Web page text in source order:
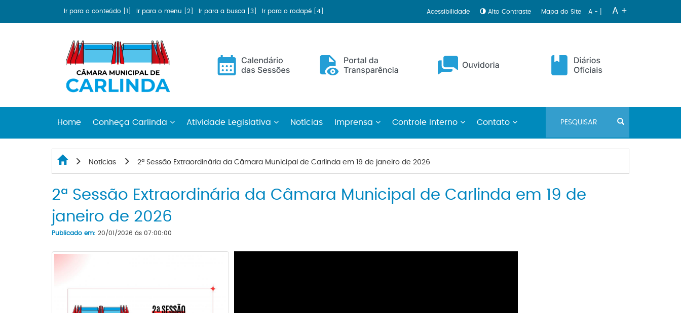
Ir para o conteúdo [1] Ir para o menu [2] Ir para a busca [3] Ir para o rodapé [4] Acessibilidade Alto Contraste Mapa do Site A - | A +
Home Conheça Carlinda Atividade Legislativa Notícias Imprensa Controle Interno Contato
Notícias 2ª Sessão Extraordinária da Câmara Municipal de Carlinda em 19 de janeiro de 2026
2ª Sessão Extraordinária da Câmara Municipal de Carlinda em 19 de
janeiro de 2026
Publicado em: 20/01/2026 ás 07:00:00